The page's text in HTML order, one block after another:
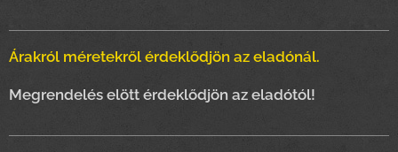
Árakról méretekről érdeklődjön az eladónál.
Megrendelés elött érdeklődjön az eladótól!